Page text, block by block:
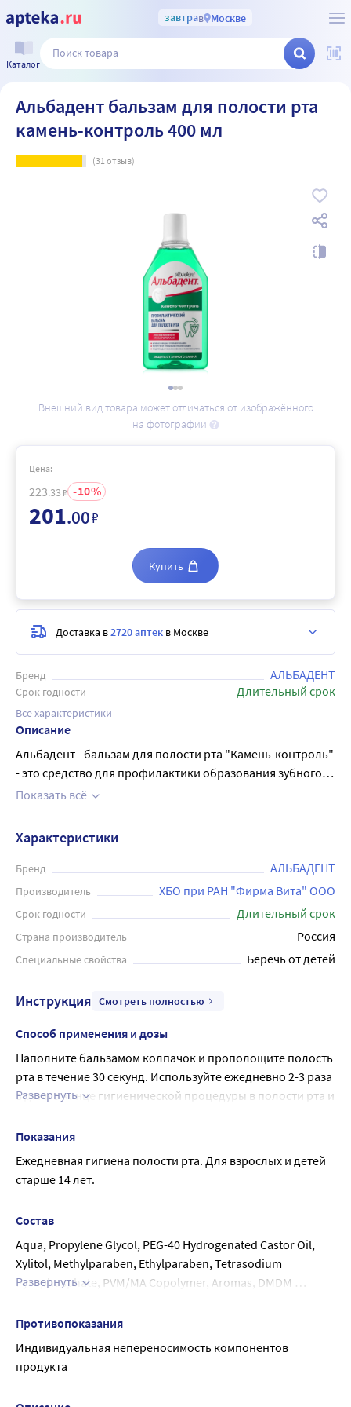
завтрав Москве
Каталог
Альбадент бальзам для полости рта
камень-контроль 400 мл
(31отзыв)
Внешний вид товара может отличаться от изображённого
на фотографии
Бренд АЛЬБАДЕНТ
Срок годности Длительный срок
Все характеристики
Описание
Альбадент - бальзам для полости рта "Камень-контроль"
- это средство для профилактики образования зубного
налета и камней в полости рта. Бальзам состоит из
ментол, которые устраняют запах изо рта, освежают
дыхание и оказывают антибактериальное действие.
Кроме этого, Albadent укрепляет зубы и десны, снижает
чувствительность зубов и способствует устранению
зубного налета. Применение Albadent дважды в день
поможет сохранить здоровье полости рта и даст свежее
и приятное дыхание. Бальзам представлен в большой
упаковке объемом 400 мл.
Показать всё
Цена:
223.33 ₽ 10
201.00₽
Купить
Доставка в2720 аптек в Москве
Характеристики
Бренд АЛЬБАДЕНТ
Производитель ХБО при РАН "Фирма Вита" ООО
Срок годности Длительный срок
Страна производитель Россия
Специальные свойства Беречь от детей
Инструкция Смотреть полностью
Способ применения и дозы
Наполните бальзамом колпачок и прополощите полость
рта в течение 30 секунд. Используйте ежедневно 2-3 раза
в день в конце гигиенической процедуры в полости рта и
Не глотать.
Развернуть
Показания
Ежедневная гигиена полости рта. Для взрослых и детей
старше 14 лет.
Состав
Aqua, Propylene Glycol, PEG-40 Hydrogenated Castor Oil,
Xylitol, Methylparaben, Ethylparaben, Tetrasodium
Pyrophosphate, PVM/MA Copolymer, Aromas, DMDM
Diisopropyl Propionamide, Sodium Saccharin, CI 19140, CI
Развернуть
Противопоказания
Индивидуальная непереносимость компонентов
продукта